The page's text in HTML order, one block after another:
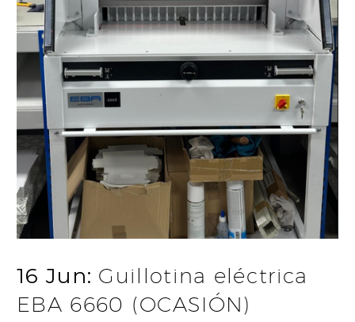
16 Jun: Guillotina eléctrica
EBA 6660 (OCASIÓN)